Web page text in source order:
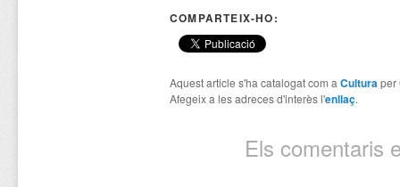
COMPARTEIX-HO:
Aquest article s'ha catalogat com a Cultura per
Afegeix a les adreces d'interès l'enllaç.
Els comentaris